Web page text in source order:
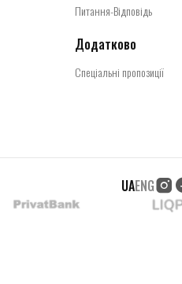
Питання-Відповідь
Додатково
Спеціальні пропозиції
UAENG